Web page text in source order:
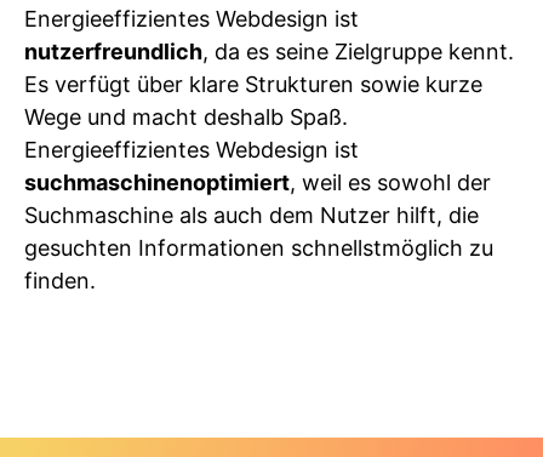
Energieeffizientes Webdesign ist
nutzerfreundlich, da es seine Zielgruppe kennt.
Es verfügt über klare Strukturen sowie kurze
Wege und macht deshalb Spaß.
Energieeffizientes Webdesign ist
suchmaschinenoptimiert, weil es sowohl der
Suchmaschine als auch dem Nutzer hilft, die
gesuchten Informationen schnellstmöglich zu
finden.